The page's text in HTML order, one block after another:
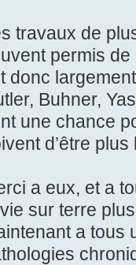
travaux de
permis
donc
Buhner,
une chance
d’être
a eux, et a
sur terre
a tous